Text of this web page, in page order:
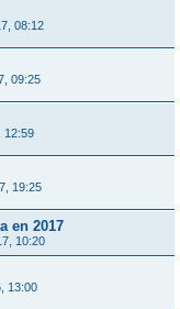
08:12
09:25
12:59
19:25
en 2017
10:20
13:00